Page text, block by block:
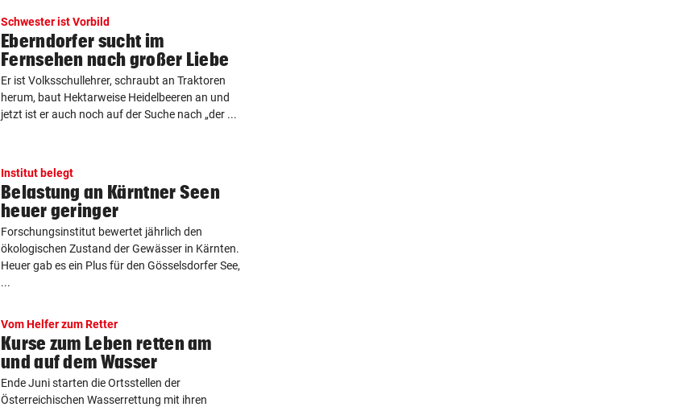
Schwester ist Vorbild
Eberndorfer sucht im
Fernsehen nach großer Liebe
Er ist Volksschullehrer, schraubt an Traktoren
herum, baut Hektarweise Heidelbeeren an und
jetzt ist er auch noch auf der Suche nach „der ...
Institut belegt
Belastung an Kärntner Seen
heuer geringer
Forschungsinstitut bewertet jährlich den
ökologischen Zustand der Gewässer in Kärnten.
Heuer gab es ein Plus für den Gösselsdorfer See,
...
Vom Helfer zum Retter
Kurse zum Leben retten am
und auf dem Wasser
Ende Juni starten die Ortsstellen der
Österreichischen Wasserrettung mit ihren